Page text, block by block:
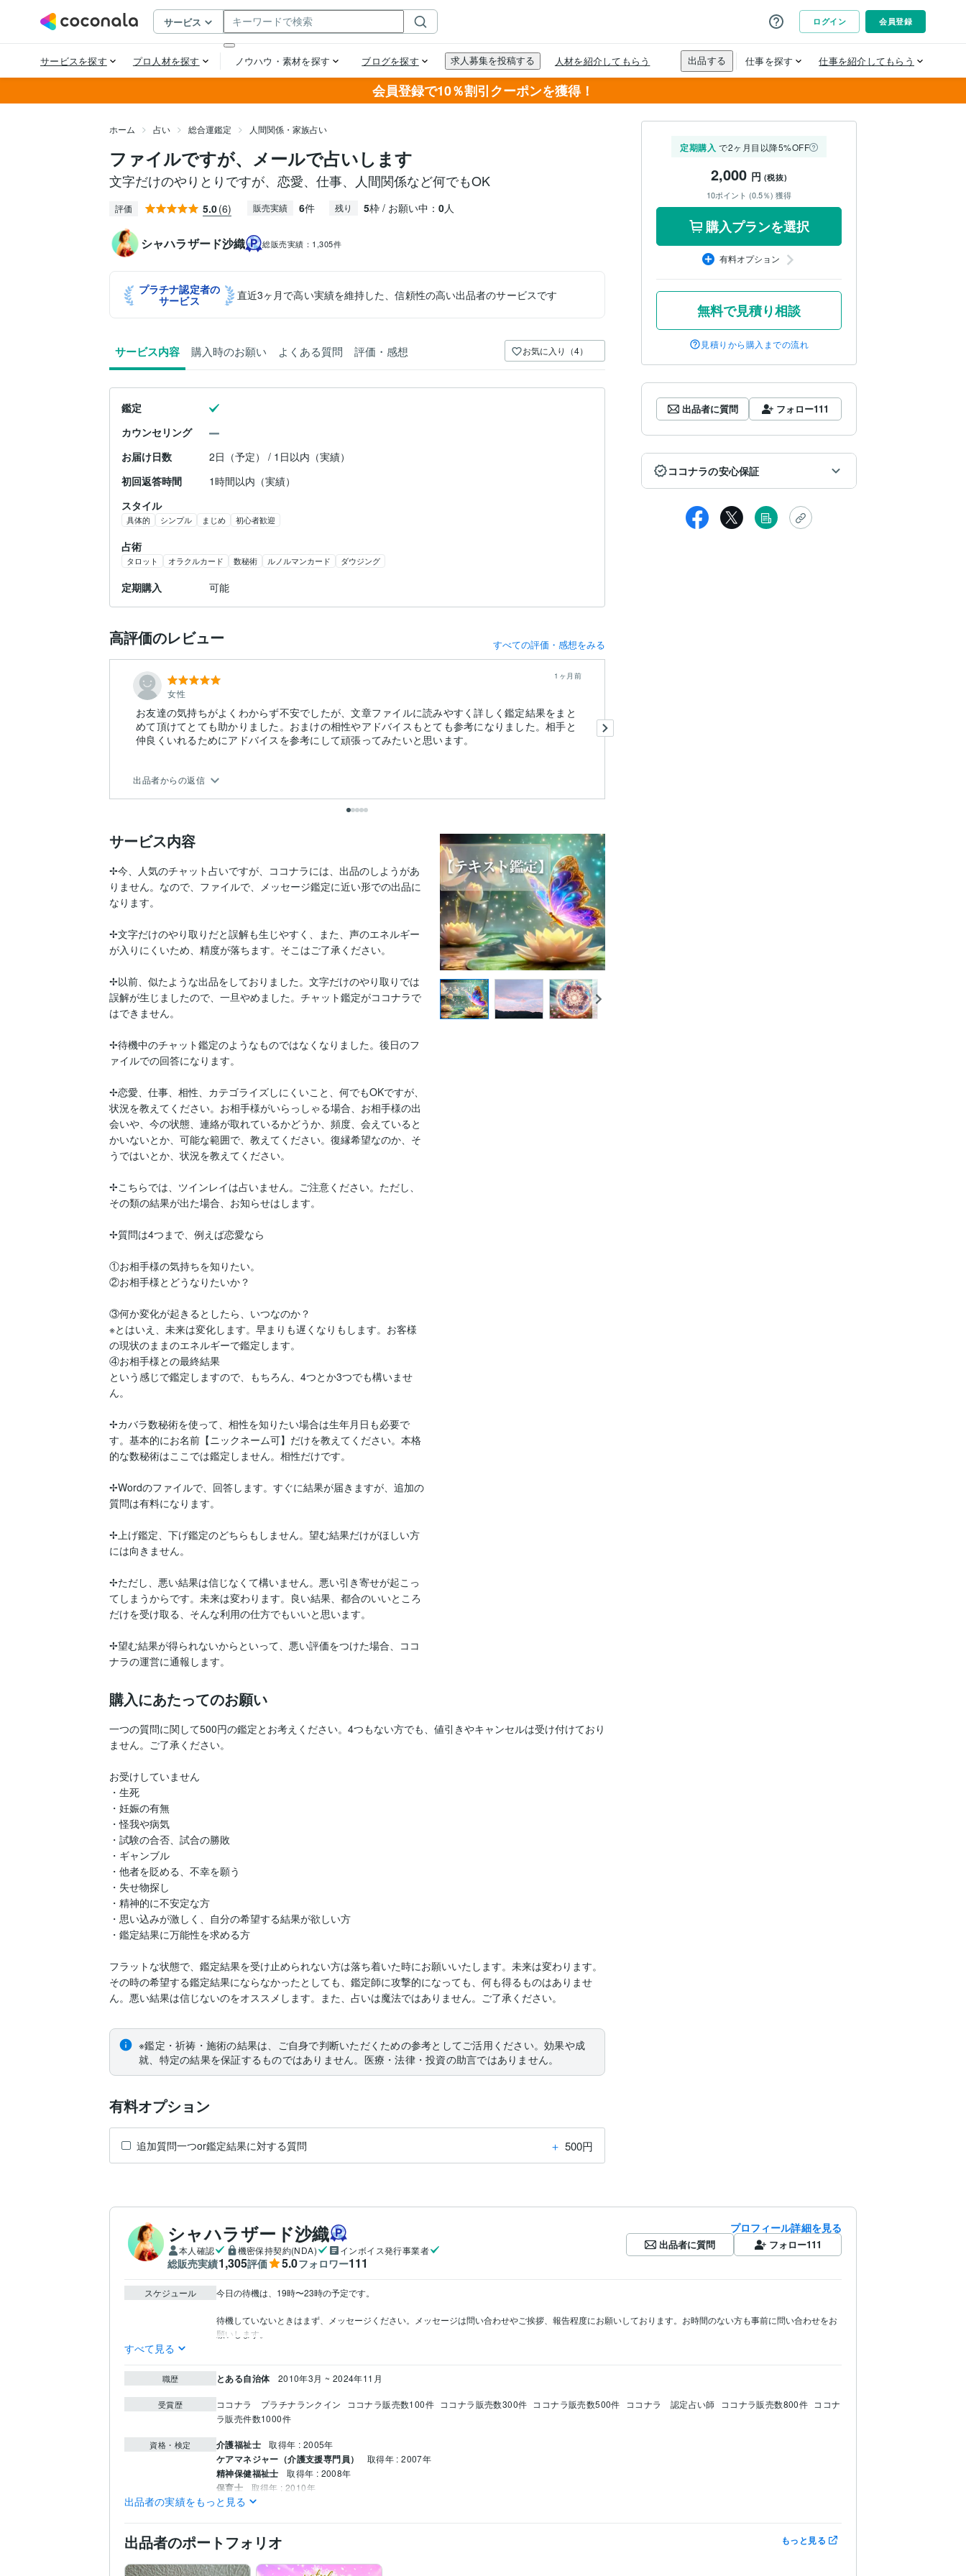
会員登録で10％割引クーポンを獲得！
ホーム 占い 総合運鑑定 人間関係・家族占い
ファイルですが、メールで占いします
文字だけのやりとりですが、恋愛、仕事、人間関係など何でもOK
評価 5.0(6) 販売実績 6件 残り 5枠 / お願い中： 0人
シャハラザード沙織 総販売実績： 1,305件
プラチナ認定者の
サービス
直近3ヶ月で高い実績を維持した、信頼性の高い出品者のサービスです
サービス内容 購入時のお願い よくある質問 評価・感想 お気に入り（4）
鑑定
カウンセリング
お届け日数
2日（予定） / 1日以内（実績）
初回返答時間
1時間以内（実績）
スタイル
具体的 シンプル まじめ 初心者歓迎
占術
タロット オラクルカード 数秘術 ルノルマンカード ダウジング
定期購入 可能
高評価のレビュー すべての評価・感想をみる
女性
1ヶ月前
お友達の気持ちがよくわからず不安でしたが、文章ファイルに読みやすく詳しく鑑定結果をまと
めて頂けてとても助かりました。おまけの相性やアドバイスもとても参考になりました。相手と
仲良くいれるためにアドバイスを参考にして頑張ってみたいと思います。
出品者からの返信
サービス内容
✢今、人気のチャット占いですが、ココナラには、出品のしようがあ
りません。なので、ファイルで、メッセージ鑑定に近い形での出品に
なります。
✢文字だけのやり取りだと誤解も生じやすく、また、声のエネルギー
が入りにくいため、精度が落ちます。そこはご了承ください。
✢以前、似たような出品をしておりました。文字だけのやり取りでは
誤解が生じましたので、一旦やめました。チャット鑑定がココナラで
はできません。
✢待機中のチャット鑑定のようなものではなくなりました。後日のフ
ァイルでの回答になります。
✢恋愛、仕事、相性、カテゴライズしにくいこと、何でもOKですが、
状況を教えてください。お相手様がいらっしゃる場合、お相手様の出
会いや、今の状態、連絡が取れているかどうか、頻度、会えていると
かいないとか、可能な範囲で、教えてください。復縁希望なのか、そ
うではいとか、状況を教えてください。
✢こちらでは、ツインレイは占いません。ご注意ください。ただし、
その類の結果が出た場合、お知らせはします。
✢質問は4つまで、例えば恋愛なら
①お相手様の気持ちを知りたい。
②お相手様とどうなりたいか？
③何か変化が起きるとしたら、いつなのか？
※とはいえ、未来は変化します。早まりも遅くなりもします。お客様
の現状のままのエネルギーで鑑定します。
④お相手様との最終結果
という感じで鑑定しますので、もちろん、4つとか3つでも構いませ
ん。
✢カバラ数秘術を使って、相性を知りたい場合は生年月日も必要で
す。基本的にお名前【ニックネーム可】だけを教えてください。本格
的な数秘術はここでは鑑定しません。相性だけです。
✢Wordのファイルで、回答します。すぐに結果が届きますが、追加の
質問は有料になります。
✢上げ鑑定、下げ鑑定のどちらもしません。望む結果だけがほしい方
には向きません。
✢ただし、悪い結果は信じなくて構いません。悪い引き寄せが起こっ
てしまうからです。未来は変わります。良い結果、都合のいいところ
だけを受け取る、そんな利用の仕方でもいいと思います。
✢望む結果が得られないからといって、悪い評価をつけた場合、ココ
ナラの運営に通報します。
購入にあたってのお願い
一つの質問に関して500円の鑑定とお考えください。4つもない方でも、値引きやキャンセルは受け付けており
ません。ご了承ください。
お受けしていません
・生死
・妊娠の有無
・怪我や病気
・試験の合否、試合の勝敗
・ギャンブル
・他者を貶める、不幸を願う
・失せ物探し
・精神的に不安定な方
・思い込みが激しく、自分の希望する結果が欲しい方
・鑑定結果に万能性を求める方
フラットな状態で、鑑定結果を受け止められない方は落ち着いた時にお願いいたします。未来は変わります。
その時の希望する鑑定結果にならなかったとしても、鑑定師に攻撃的になっても、何も得るものはありませ
ん。悪い結果は信じないのをオススメします。また、占いは魔法ではありません。ご了承ください。
※鑑定・祈祷・施術の結果は、ご自身で判断いただくための参考としてご活用ください。効果や成
就、特定の結果を保証するものではありません。医療・法律・投資の助言ではありません。
有料オプション
追加質問一つor鑑定結果に対する質問 ＋ 500円
定期購入 で2ヶ月目以降5%OFF
2,000 円 (税抜)
10ポイント (0.5％) 獲得
購入プランを選択
有料オプション
無料で見積り相談
見積りから購入までの流れ
出品者に質問 フォロー111
ココナラの安心保証
シャハラザード沙織
本人確認 機密保持契約(NDA) インボイス発行事業者
総販売実績1,305評価 5.0フォロワー111
プロフィール詳細を見る
出品者に質問 フォロー111
スケジュール 今日の待機は、19時〜23時の予定です。
待機していないときはまず、メッセージください。メッセージは問い合わせやご挨拶、報告程度にお願いしております。お時間のない方も事前に問い合わせをお
すべて見る
職歴 とある自治体 2010年3月 ~ 2024年11月
受賞歴 ココナラ　プラチナランクイン ココナラ販売数100件 ココナラ販売数300件 ココナラ販売数500件 ココナラ　認定占い師 ココナラ販売数800件 ココナ
ラ販売件数1000件
資格・検定 介護福祉士 取得年 : 2005年
ケアマネジャー（介護支援専門員） 取得年 : 2007年
精神保健福祉士 取得年 : 2008年
保育士 取得年 : 2010年
社会福祉士
得意分野 占い 霊感タロット、オラクルカードなどの占い
学歴 愛知学院大学 1990年3月 ~ 1994年2月
出品者の実績をもっと見る
出品者のポートフォリオ もっと見る